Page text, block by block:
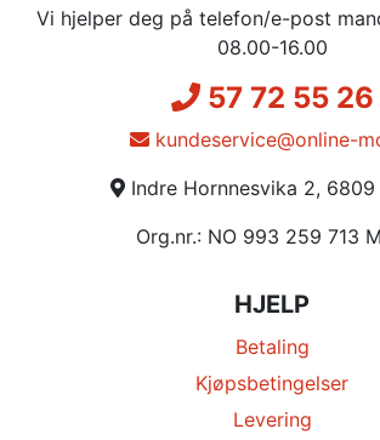
Vi hjelper deg på telefon/e-post
08.00-16.00
57 72 55 26
kundeservice@online-
Indre Hornnesvika 2, 6809
Org.nr.: NO 993 259 713
HJELP
Betaling
Kjøpsbetingelser
Levering